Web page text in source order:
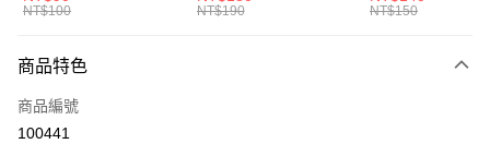
全盈+PAY
大哥付你分期
【大哥付你分期使用說明】
1.本服務由台灣大哥大提供，台灣大哥大用戶可立即使用無須另外申請。
AFTEE先享後付
U582眼圈熊中大尺碼
NT$100
6L)-Q155眼圈熊中大
NT$190
3L)-L28眼圈熊中
NT$150
商品特色
商品編號
100441